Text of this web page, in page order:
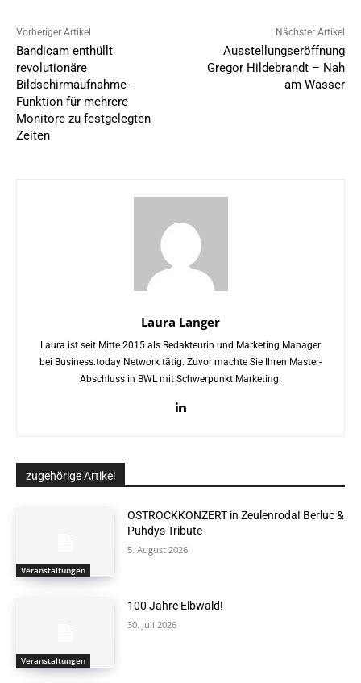
Vorheriger Artikel
Bandicam enthüllt
revolutionäre
Bildschirmaufnahme-
Funktion für mehrere
Monitore zu festgelegten
Zeiten
Nächster Artikel
Ausstellungseröffnung
Gregor Hildebrandt – Nah
am Wasser
Laura Langer
Laura ist seit Mitte 2015 als Redakteurin und Marketing Manager
bei Business.today Network tätig. Zuvor machte Sie Ihren Master-
Abschluss in BWL mit Schwerpunkt Marketing.
zugehörige Artikel
Veranstaltungen
OSTROCKKONZERT in Zeulenroda! Berluc &
Puhdys Tribute
5. August 2026
Veranstaltungen
100 Jahre Elbwald!
30. Juli 2026